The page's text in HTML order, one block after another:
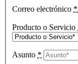
Correo electrónico *
Producto o Servicio
Asunto *